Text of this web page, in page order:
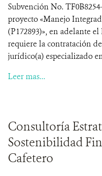
Subvención No.
proyecto «Manejo
(P172893)», en adelante
requiere la contratación
jurídico(a) especializado
Leer mas...
Consultoría
Sostenibilidad
Cafetero